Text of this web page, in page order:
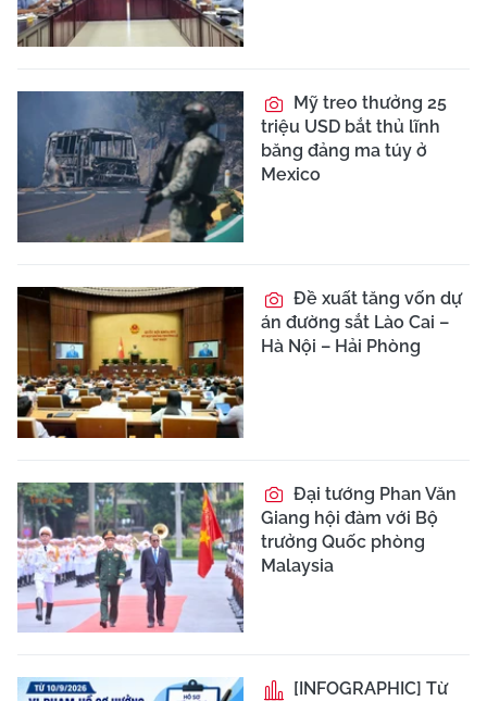
Mỹ treo thưởng 25
triệu USD bắt thủ lĩnh
băng đảng ma túy ở
Mexico
Đề xuất tăng vốn dự
án đường sắt Lào Cai –
Hà Nội – Hải Phòng
Đại tướng Phan Văn
Giang hội đàm với Bộ
trưởng Quốc phòng
Malaysia
[INFOGRAPHIC] Từ